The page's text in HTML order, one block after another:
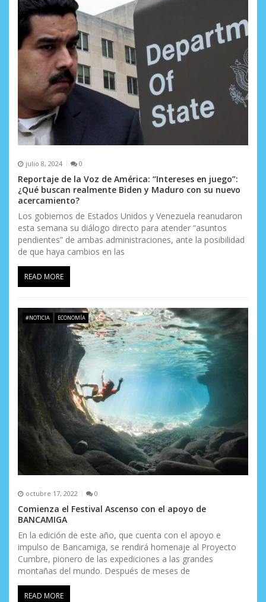
julio 8, 2024 0
Reportaje de la Voz de América: “Intereses en juego”:
¿Qué buscan realmente Biden y Maduro con su nuevo
acercamiento?
Los gobiernos de Estados Unidos y Venezuela reanudaron
esta semana su diálogo directo para atender “asuntos
pendientes” de ambas administraciones, ante la posibilidad
de que haya cambios en las
READ MORE
#NOTICIA ECONOMÍA
octubre 17, 2022 0
Comienza el Festival Ascenso con el apoyo de
BANCAMIGA
En la edición de este año, que cuenta con el apoyo e
impulso de Bancamiga, se rendirá homenaje al Proyecto
Cumbre, pionero de las expediciones a las grandes
montañas del mundo. Después de meses de
READ MORE